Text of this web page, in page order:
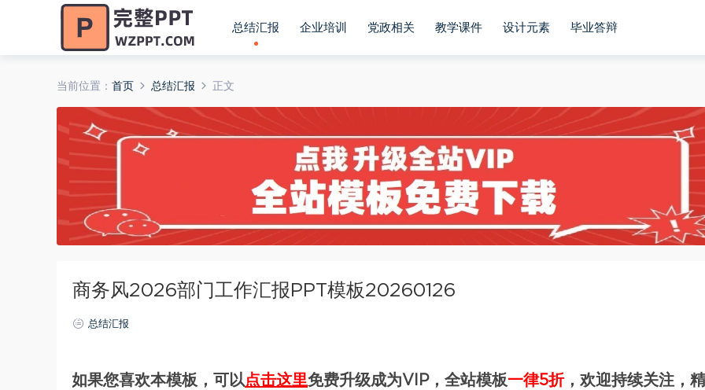
总结汇报 企业培训 党政相关 教学课件 设计元素 毕业答辩
当前位置： 首页 总结汇报 正文
商务风2026部门工作汇报PPT模板20260126
总结汇报
如果您喜欢本模板，可以点击这里免费升级成为VIP，全站模板一律5折，欢迎持续关注，